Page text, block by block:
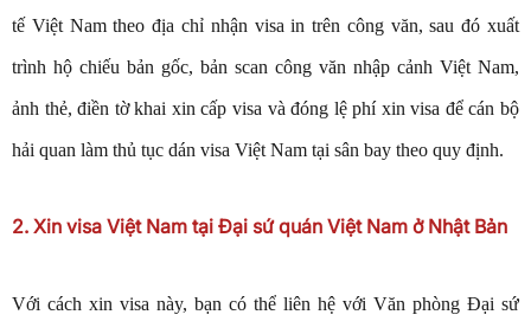
tế Việt Nam theo địa chỉ nhận visa in trên công văn, sau đó xuất
trình hộ chiếu bản gốc, bản scan công văn nhập cảnh Việt Nam,
ảnh thẻ, điền tờ khai xin cấp visa và đóng lệ phí xin visa để cán bộ
hải quan làm thủ tục dán visa Việt Nam tại sân bay theo quy định.
2. Xin visa Việt Nam tại Đại sứ quán Việt Nam ở Nhật Bản
Với cách xin visa này, bạn có thể liên hệ với Văn phòng Đại sứ